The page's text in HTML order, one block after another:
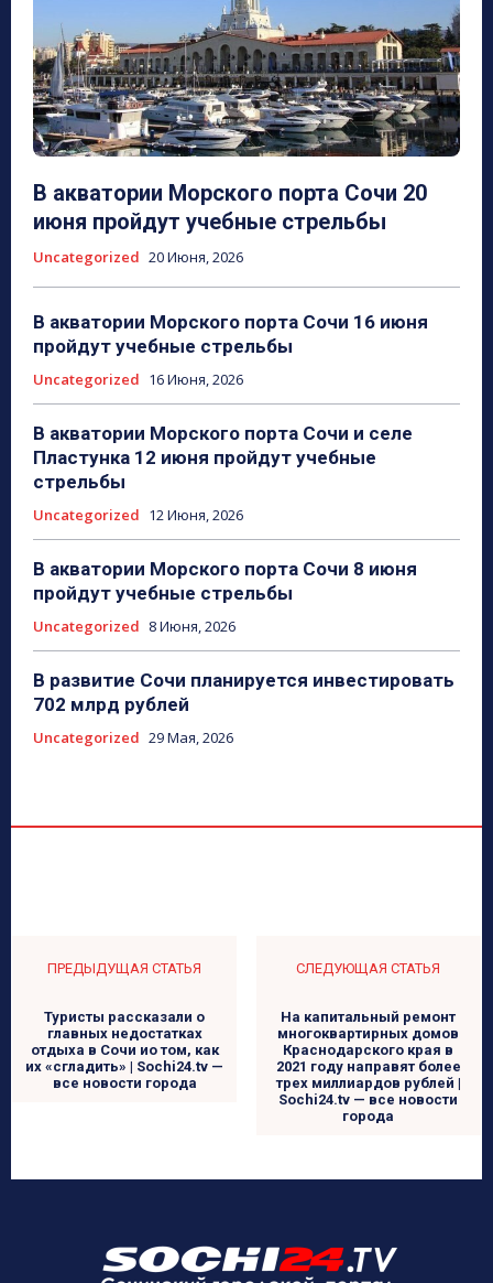
В акватории Морского порта Сочи 20
июня пройдут учебные стрельбы
Uncategorized 20 Июня, 2026
В акватории Морского порта Сочи 16 июня
пройдут учебные стрельбы
Uncategorized 16 Июня, 2026
В акватории Морского порта Сочи и селе
Пластунка 12 июня пройдут учебные
стрельбы
Uncategorized 12 Июня, 2026
В акватории Морского порта Сочи 8 июня
пройдут учебные стрельбы
Uncategorized 8 Июня, 2026
В развитие Сочи планируется инвестировать
702 млрд рублей
Uncategorized 29 Мая, 2026
ПРЕДЫДУЩАЯ СТАТЬЯ
Туристы рассказали о
главных недостатках
отдыха в Сочи ио том, как
их «сгладить» | Sochi24.tv —
все новости города
СЛЕДУЮЩАЯ СТАТЬЯ
На капитальный ремонт
многоквартирных домов
Краснодарского края в
2021 году направят более
трех миллиардов рублей |
Sochi24.tv — все новости
города